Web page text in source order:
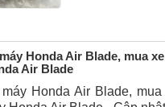
Honda Air Blade, mua
Air Blade
Honda Air Blade,